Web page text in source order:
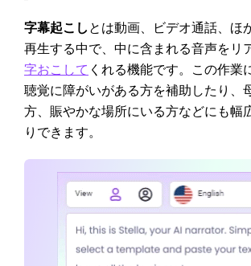
字幕起こしとは動画、ビデオ通話、ほ
再生する中で、中に含まれる音声をリ
字おこして くれる機能です。この作業
聴覚に障がいがある方を補助したり、
方、賑やかな場所にいる方などにも幅
りできます。